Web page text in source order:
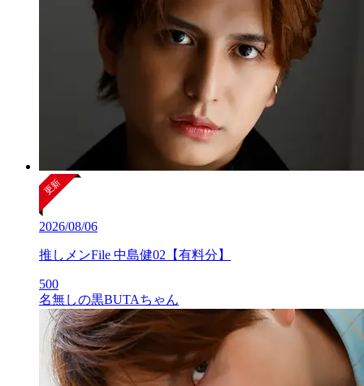
2026/08/06
推しメンFile 中島健02【有料分】
500
名無しの黒BUTAちゃん